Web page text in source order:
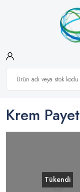
Krem Payet
Tükendi